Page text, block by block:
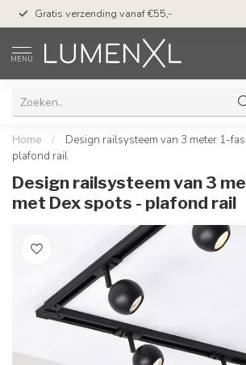
Gratis verzending vanaf €55,-
MENU
Home /
Design railsysteem van 3 meter 1-
plafond rail
Design railsysteem van 3
met Dex spots - plafond rail